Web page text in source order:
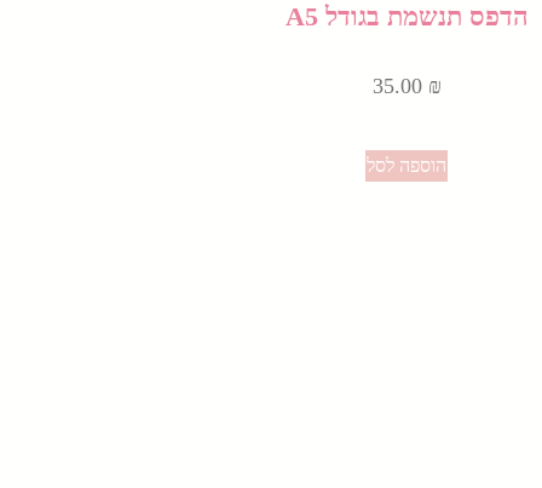
הדפס תנשמת בגודל A5
35.00 ₪
הוספה לסל